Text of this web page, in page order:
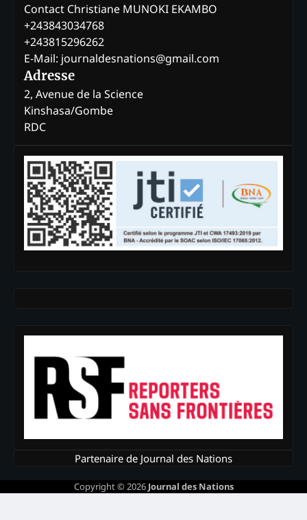
Contact Christiane MUNOKI EKAMBO
+243843034768
+243815296262
E-Mail: journaldesnations@gmail.com
Adresse
2, Avenue de la Science
Kinshasa/Gombe
RDC
Partenaire de Journal des Nations
Copyright © 2026 Journal des Nations